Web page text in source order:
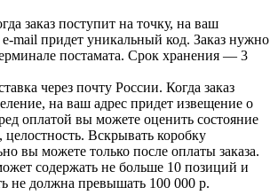
заказ поступит на точку, на ваш
mail придет уникальный код. Заказ нужно
постамата. Срок хранения — 3
через почту России. Когда заказ
на ваш адрес придет извещение о
оплатой вы можете оценить состояние
целостность. Вскрывать коробку
вы можете только после оплаты заказа.
содержать не больше 10 позиций и
не должна превышать 100 000 р.